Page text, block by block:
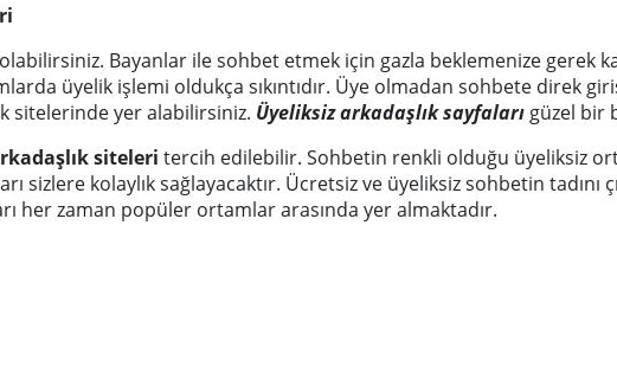
Bayanlar ile sohbet etmek için gazla beklemenize
üyelik işlemi oldukça sıkıntıdır. Üye olmadan sohbete direk
sitelerinde yer alabilirsiniz. Üyeliksiz arkadaşlık sayfaları güzel bir
siteleri tercih edilebilir. Sohbetin renkli olduğu üyeliksiz
sizlere kolaylık sağlayacaktır. Ücretsiz ve üyeliksiz sohbetin
her zaman popüler ortamlar arasında yer almaktadır.